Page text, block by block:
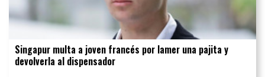
Singapur multa a joven francés por lamer una pajita y
devolverla al dispensador